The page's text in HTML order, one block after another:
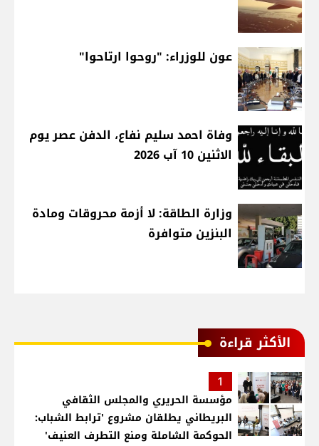
عون للوزراء: "روحوا ارتاحوا"
وفاة احمد سليم نفاع، الدفن عصر يوم
الاثنين 10 آب 2026
وزارة الطاقة: لا أزمة محروقات ومادة
البنزين متوافرة
الأكثر قراءة
1
مؤسسة الحريري والمجلس الثقافي
البريطاني يطلقان مشروع 'ترابط الشباب:
الحوكمة الشاملة ومنع التطرف العنيف'